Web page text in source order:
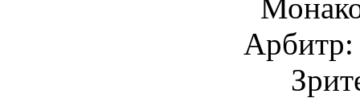
Арбитр: